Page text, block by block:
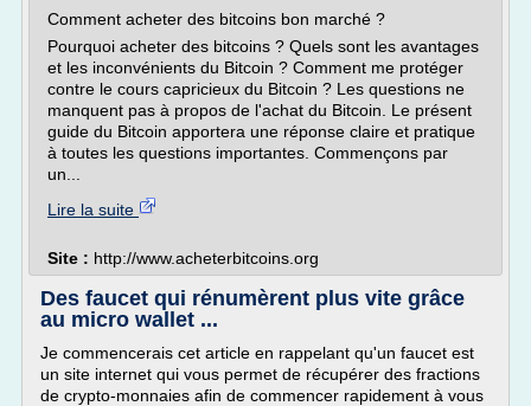
Comment acheter des bitcoins bon marché ?
Pourquoi acheter des bitcoins ? Quels sont les avantages
et les inconvénients du Bitcoin ? Comment me protéger
contre le cours capricieux du Bitcoin ? Les questions ne
manquent pas à propos de l'achat du Bitcoin. Le présent
guide du Bitcoin apportera une réponse claire et pratique
à toutes les questions importantes. Commençons par
un...
Lire la suite
Site : http://www.acheterbitcoins.org
Des faucet qui rénumèrent plus vite grâce
au micro wallet ...
Je commencerais cet article en rappelant qu'un faucet est
un site internet qui vous permet de récupérer des fractions
de crypto-monnaies afin de commencer rapidement à vous